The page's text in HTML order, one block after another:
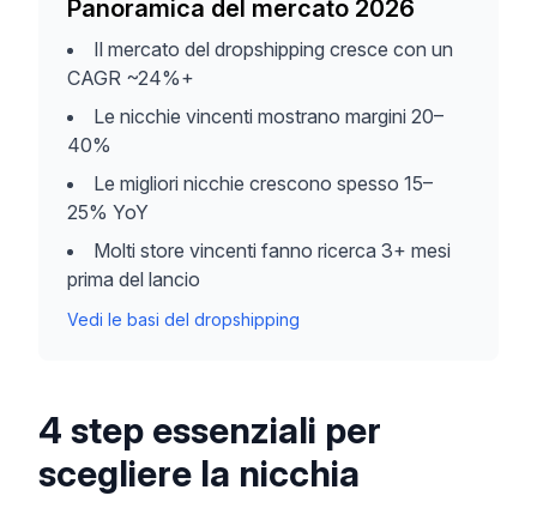
Panoramica del mercato 2026
Il mercato del dropshipping cresce con un
CAGR ~24%+
Le nicchie vincenti mostrano margini 20–
40%
Le migliori nicchie crescono spesso 15–
25% YoY
Molti store vincenti fanno ricerca 3+ mesi
prima del lancio
Vedi le basi del dropshipping
4 step essenziali per
scegliere la nicchia